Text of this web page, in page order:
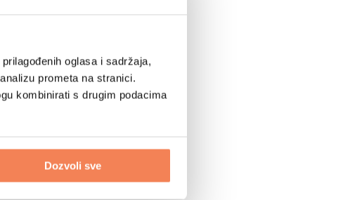
oglasa i sadržaja,
prometa na stranici.
kombinirati s drugim podacima
Dozvoli sve